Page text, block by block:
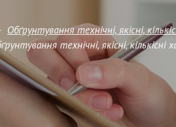
Обґрунтування технічні, якісні,
технічні, якісні,